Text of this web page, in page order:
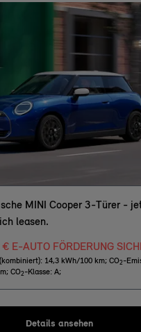
MINI Cooper 3-Türer -
leasen.
E-AUTO FÖRDERUNG
14,3 kWh/100 km; CO2 -
; CO2 -Klasse: A;
Details ansehen